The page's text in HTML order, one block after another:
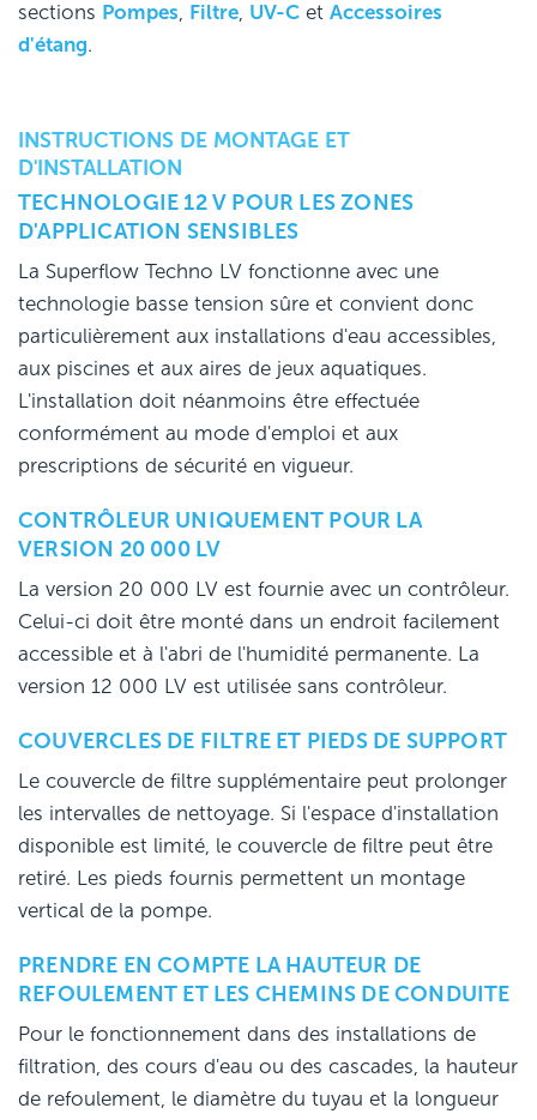
sections Pompes, Filtre, UV-C et Accessoires
d'étang.
INSTRUCTIONS DE MONTAGE ET
D'INSTALLATION
TECHNOLOGIE 12 V POUR LES ZONES
D'APPLICATION SENSIBLES
La Superflow Techno LV fonctionne avec une
technologie basse tension sûre et convient donc
particulièrement aux installations d'eau accessibles,
aux piscines et aux aires de jeux aquatiques.
L'installation doit néanmoins être effectuée
conformément au mode d'emploi et aux
prescriptions de sécurité en vigueur.
CONTRÔLEUR UNIQUEMENT POUR LA
VERSION 20 000 LV
La version 20 000 LV est fournie avec un contrôleur.
Celui-ci doit être monté dans un endroit facilement
accessible et à l'abri de l'humidité permanente. La
version 12 000 LV est utilisée sans contrôleur.
COUVERCLES DE FILTRE ET PIEDS DE SUPPORT
Le couvercle de filtre supplémentaire peut prolonger
les intervalles de nettoyage. Si l'espace d'installation
disponible est limité, le couvercle de filtre peut être
retiré. Les pieds fournis permettent un montage
vertical de la pompe.
PRENDRE EN COMPTE LA HAUTEUR DE
REFOULEMENT ET LES CHEMINS DE CONDUITE
Pour le fonctionnement dans des installations de
filtration, des cours d'eau ou des cascades, la hauteur
de refoulement, le diamètre du tuyau et la longueur